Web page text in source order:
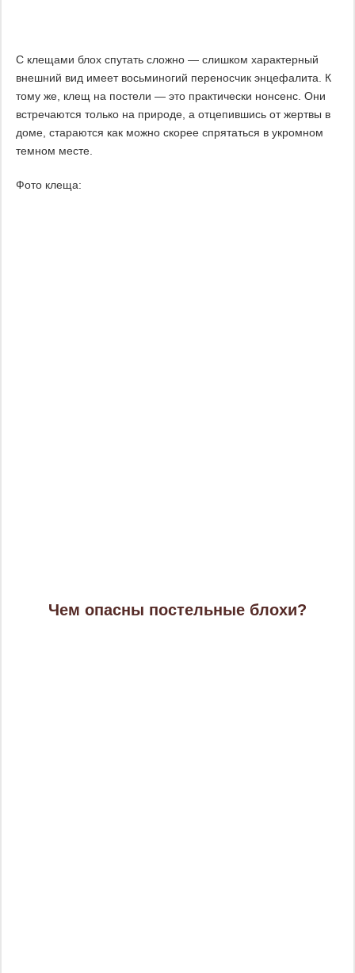
С клещами блох спутать сложно — слишком характерный
внешний вид имеет восьминогий переносчик энцефалита. К
тому же, клещ на постели — это практически нонсенс. Они
встречаются только на природе, а отцепившись от жертвы в
доме, стараются как можно скорее спрятаться в укромном
темном месте.
Фото клеща:
Чем опасны постельные блохи?